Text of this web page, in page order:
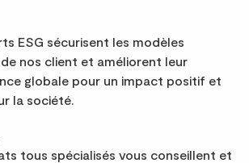
ESG sécurisent les modèles
nos client et améliorent leur
globale pour un impact positif et
la société.
tous spécialisés vous conseillent et